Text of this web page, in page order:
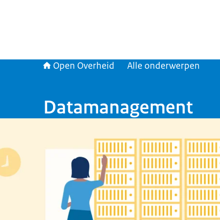
Open Overheid Alle onderwerpen
Datamanagement